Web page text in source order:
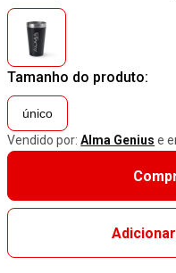
Tamanho do produto:
único
Vendido por: Alma Genius e